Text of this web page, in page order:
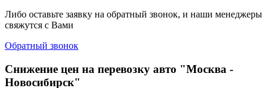
Либо оставьте заявку на обратный звонок, и наши менеджеры
свяжутся с Вами
Обратный звонок
Снижение цен на перевозку авто "Москва -
Новосибирск"